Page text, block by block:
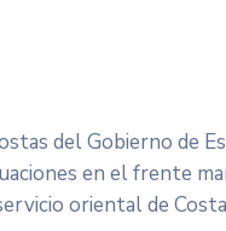
del Gobierno de
en el frente
oriental de